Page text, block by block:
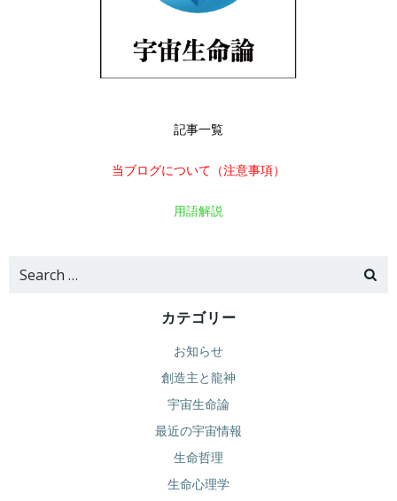
記事一覧
当ブログについて（注意事項）
用語解説
Search
カテゴリー
お知らせ
創造主と龍神
宇宙生命論
最近の宇宙情報
生命哲理
生命心理学